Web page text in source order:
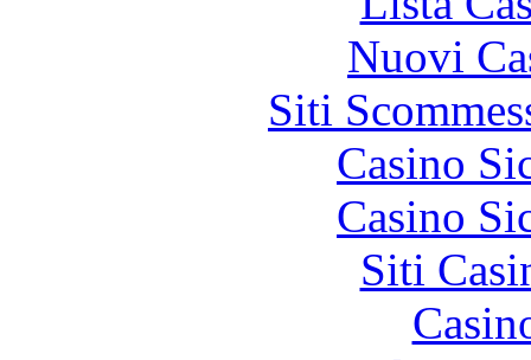
Nuovi
Siti
Casino
Casino
Siti